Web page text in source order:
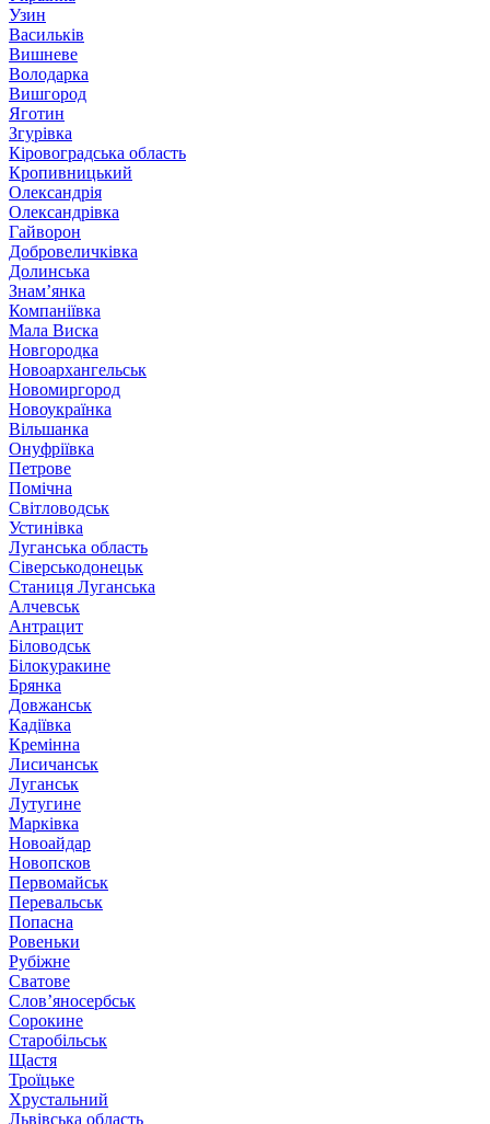
Узин
Васильків
Вишневе
Володарка
Вишгород
Яготин
Згурівка
Кіровоградська область
Кропивницький
Олександрія
Олександрівка
Гайворон
Добровеличківка
Долинська
Знам’янка
Компаніївка
Мала Виска
Новгородка
Новоархангельськ
Новомиргород
Новоукраїнка
Вільшанка
Онуфріївка
Петрове
Помічна
Світловодськ
Устинівка
Луганська область
Сіверськодонецьк
Станиця Луганська
Алчевськ
Антрацит
Біловодськ
Білокуракине
Брянка
Довжанськ
Кадіївка
Кремінна
Лисичанськ
Луганськ
Лутугине
Марківка
Новоайдар
Новопсков
Первомайськ
Перевальськ
Попасна
Ровеньки
Рубіжне
Сватове
Слов’яносербськ
Сорокине
Старобільськ
Щастя
Троїцьке
Хрустальний
Львівська область